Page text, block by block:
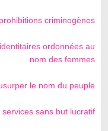
criminogènes
ordonnées au
nom des femmes
le nom du peuple
sans but lucratif